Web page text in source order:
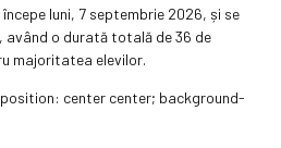
luni, 7 septembrie 2026, și se
având o durată totală de 36 de
majoritatea elevilor.
center center; background-